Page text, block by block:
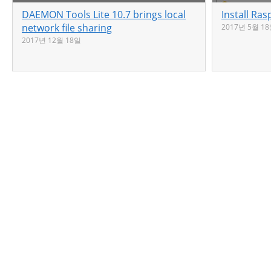
DAEMON Tools Lite 10.7 brings local
network file sharing
2017년 12월 18일
Install
2017년 5월 18